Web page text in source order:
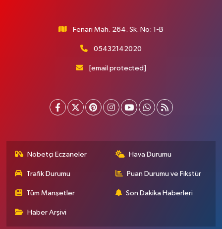
Fenari Mah. 264. Sk. No: 1-B
05432142020
[email protected]
Nöbetçi Eczaneler Hava Durumu
Trafik Durumu Puan Durumu ve Fikstür
Tüm Manşetler Son Dakika Haberleri
Haber Arşivi